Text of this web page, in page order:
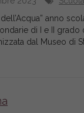
anno
di I e II grado
dal Museo di